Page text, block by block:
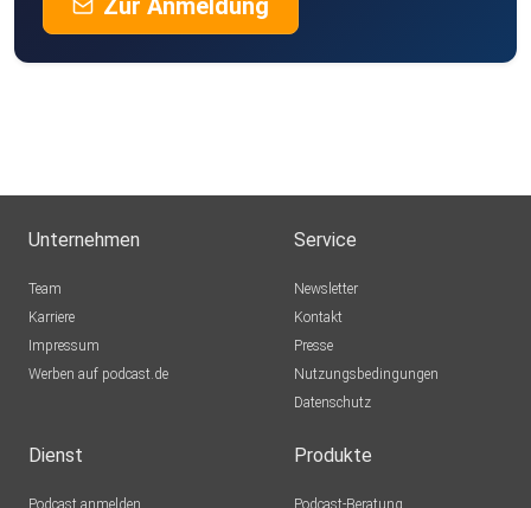
Zur Anmeldung
Unternehmen
Team
Karriere
Impressum
Werben auf podcast.de
Service
Newsletter
Kontakt
Presse
Nutzungsbedingungen
Datenschutz
Dienst Produkte